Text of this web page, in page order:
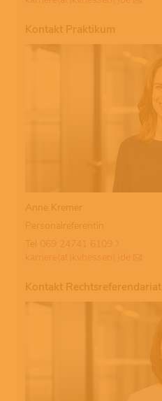
Kontakt Praktikum
Anne Kremer
Personalreferentin
Tel 069 24741 6109
karriere(at)kvhessen(.)de
Kontakt Rechtsreferendariat